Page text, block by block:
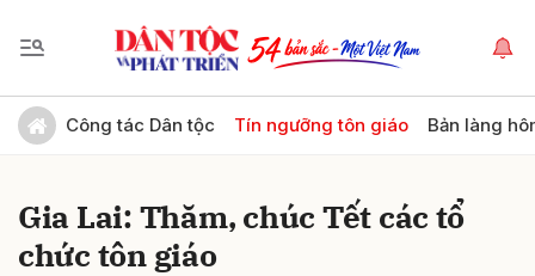
Công tác Dân tộc Tín ngưỡng tôn giáo Bản làng
Gia Lai: Thăm, chúc Tết các tổ
chức tôn giáo
Gửi bình luận